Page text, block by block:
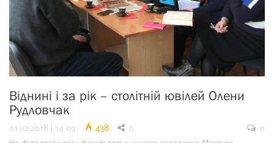
Віднині і за рік – столітній ювілей Олени
Рудловчак
01.02.2018 | 14:09 438 0
0